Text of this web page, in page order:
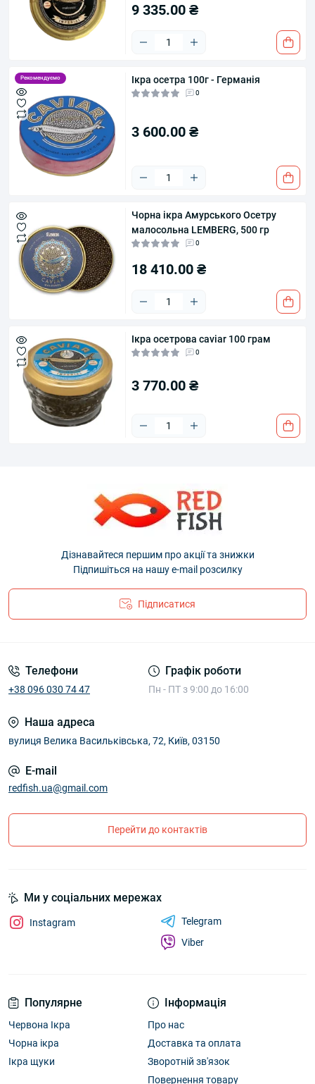
9 335.00 ₴
Рекомендуємо Ікра осетра 100г - Германія
0
3 600.00 ₴
Чорна ікра Амурського Осетру
малосольна LEMBERG, 500 гр
0
18 410.00 ₴
Ікра осетрова caviar 100 грам
0
3 770.00 ₴
Дізнавайтеся першим про акції та знижки
Підпишіться на нашу e-mail розсилку
Підписатися
Телефони
+38 096 030 74 47
Графік роботи
Пн - ПТ з 9:00 до 16:00
Наша адреса
вулиця Велика Васильківська, 72, Київ, 03150
E-mail
redfish.ua@gmail.com
Перейти до контактів
Популярне
Червона Ікра
Чорна ікра
Ікра щуки
Інформація
Про нас
Доставка та оплата
Зворотній зв'язок
Повернення товару
Ми у соціальних мережах
Instagram
Telegram
Viber